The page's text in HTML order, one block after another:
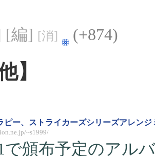
[編] [消] (+874)
】
ピー、ストライカーズシリーズアレン
~s1999/
で頒布予定のアル